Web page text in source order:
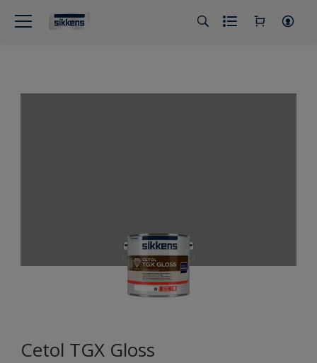
Cetol TGX Gloss